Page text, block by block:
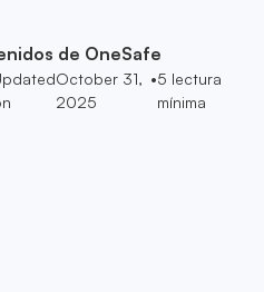
de OneSafe
October 31,
2025
•5 lectura
mínima